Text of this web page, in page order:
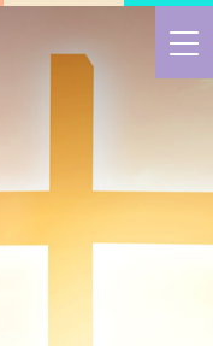
>
切
單